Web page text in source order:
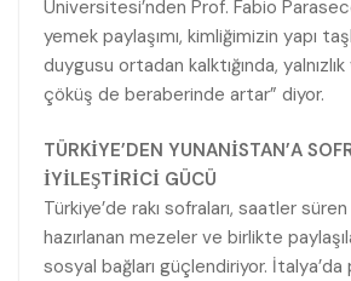
Üniversitesi’nden Prof. Fabio
yemek paylaşımı, kimliğimizin yapı
duygusu ortadan kalktığında,
çöküş de beraberinde artar” diyor.
TÜRKİYE’DEN YUNANİSTAN’A
İYİLEŞTİRİCİ GÜCÜ
Türkiye’de rakı sofraları, saatler
hazırlanan mezeler ve birlikte
sosyal bağları güçlendiriyor. İtalya’da